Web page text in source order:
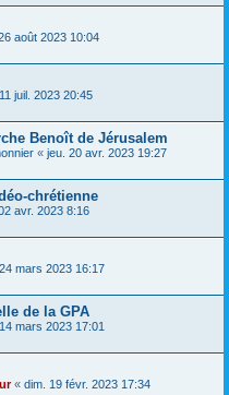
août 2023 10:04
juil. 2023 20:45
Benoît de Jérusalem
« jeu. 20 avr. 2023 19:27
chrétienne
avr. 2023 8:16
mars 2023 16:17
de la GPA
mars 2023 17:01
« dim. 19 févr. 2023 17:34